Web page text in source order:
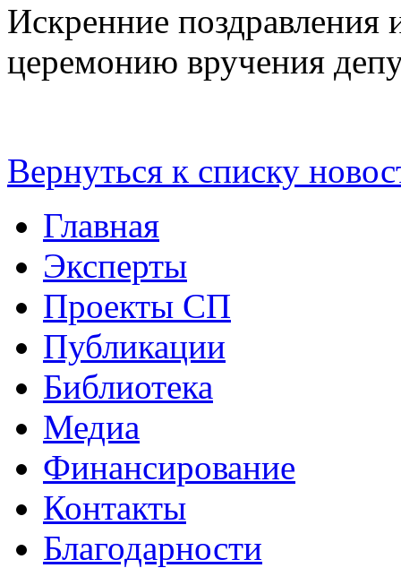
Искренние
церемонию вручения
Вернуться к списку
Главная
Эксперты
Проекты СП
Публикации
Библиотека
Медиа
Финансирование
Контакты
Благодарности